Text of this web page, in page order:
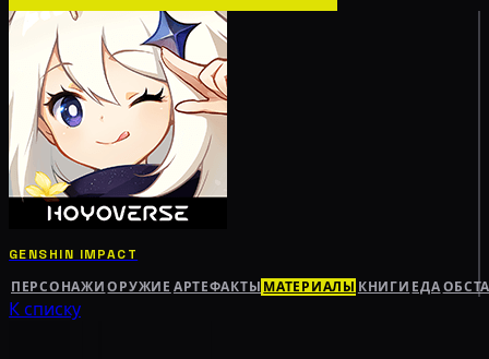
GENSHIN IMPACT
ПЕРСОНАЖИ ОРУЖИЕ АРТЕФАКТЫ МАТЕРИАЛЫ КНИГИ ЕДА
К списку